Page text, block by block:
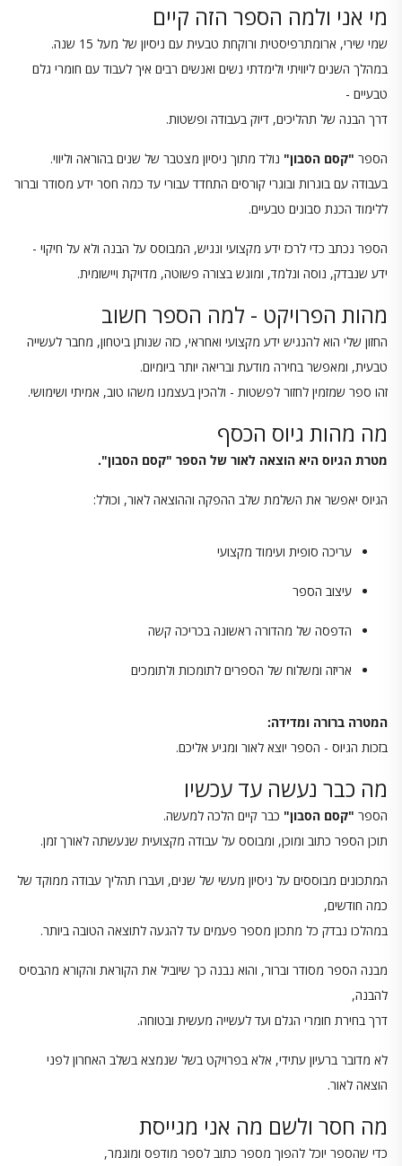
מי אני ולמה הספר הזה קיים
שמי שירי, ארומתרפיסטית ורוקחת טבעית עם ניסיון של מעל 15 שנה.
במהלך השנים ליוויתי ולימדתי נשים ואנשים רבים איך לעבוד עם חומרי גלם
טבעיים -
דרך הבנה של תהליכים, דיוק בעבודה ופשטות.
הספר "קסם הסבון" נולד מתוך ניסיון מצטבר של שנים בהוראה וליווי.
בעבודה עם בוגרות ובוגרי קורסים התחדד עבורי עד כמה חסר ידע מסודר וברור
ללימוד הכנת סבונים טבעיים.
הספר נכתב כדי לרכז ידע מקצועי ונגיש, המבוסס על הבנה ולא על חיקוי -
ידע שנבדק, נוסה ונלמד, ומוגש בצורה פשוטה, מדויקת ויישומית.
מהות הפרויקט - למה הספר חשוב
החזון שלי הוא להנגיש ידע מקצועי ואחראי, כזה שנותן ביטחון, מחבר לעשייה
טבעית, ומאפשר בחירה מודעת ובריאה יותר ביומיום.
זהו ספר שמזמין לחזור לפשטות - ולהכין בעצמנו משהו טוב, אמיתי ושימושי.
מה מהות גיוס הכסף
מטרת הגיוס היא הוצאה לאור של הספר "קסם הסבון".
הגיוס יאפשר את השלמת שלב ההפקה וההוצאה לאור, וכולל:
עריכה סופית ועימוד מקצועי
עיצוב הספר
הדפסה של מהדורה ראשונה בכריכה קשה
אריזה ומשלוח של הספרים לתומכות ולתומכים
המטרה ברורה ומדידה:
בזכות הגיוס - הספר יוצא לאור ומגיע אליכם.
מה כבר נעשה עד עכשיו
הספר "קסם הסבון" כבר קיים הלכה למעשה.
תוכן הספר כתוב ומוכן, ומבוסס על עבודה מקצועית שנעשתה לאורך זמן.
המתכונים מבוססים על ניסיון מעשי של שנים, ועברו תהליך עבודה ממוקד של
כמה חודשים,
במהלכו נבדק כל מתכון מספר פעמים עד להגעה לתוצאה הטובה ביותר.
מבנה הספר מסודר וברור, והוא נבנה כך שיוביל את הקוראת והקורא מהבסיס
להבנה,
דרך בחירת חומרי הגלם ועד לעשייה מעשית ובטוחה.
לא מדובר ברעיון עתידי, אלא בפרויקט בשל שנמצא בשלב האחרון לפני
הוצאה לאור.
מה חסר ולשם מה אני מגייסת
כדי שהספר יוכל להפוך מספר כתוב לספר מודפס ומוגמר,